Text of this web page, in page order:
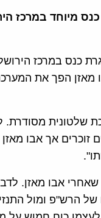
מיוחד במרכז
במסגרת כנס במרכז
מאזן הפך את
מסודרת.
אך אבו
אבו מאזן.
הרש"פ ומול